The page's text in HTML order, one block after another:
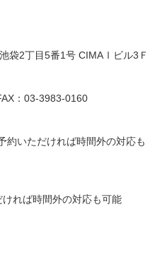
袋2丁目5番1号 CIMAⅠビル3Ｆ
：03-3983-0160
いただければ時間外の対応も
れば時間外の対応も可能